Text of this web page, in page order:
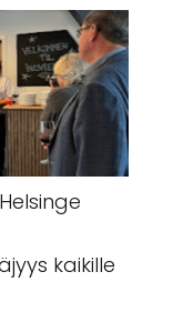
kaikille